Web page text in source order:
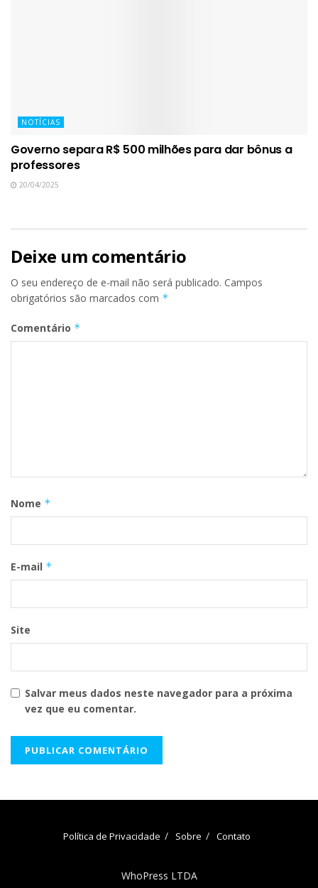
NOTÍCIAS
Governo separa R$ 500 milhões para dar bônus a
professores
20/04/2025
Deixe um comentário
O seu endereço de e-mail não será publicado. Campos
obrigatórios são marcados com *
Comentário *
Nome *
E-mail *
Site
Salvar meus dados neste navegador para a próxima
vez que eu comentar.
Política de Privacidade Sobre Contato
WhoPress LTDA